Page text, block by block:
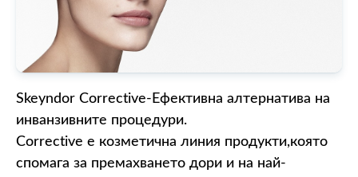
Skeyndor Corrective-Ефективна алтернатива на
инванзивните процедури.
Corrective е козметична линия продукти,която
спомага за премахването дори и на най-